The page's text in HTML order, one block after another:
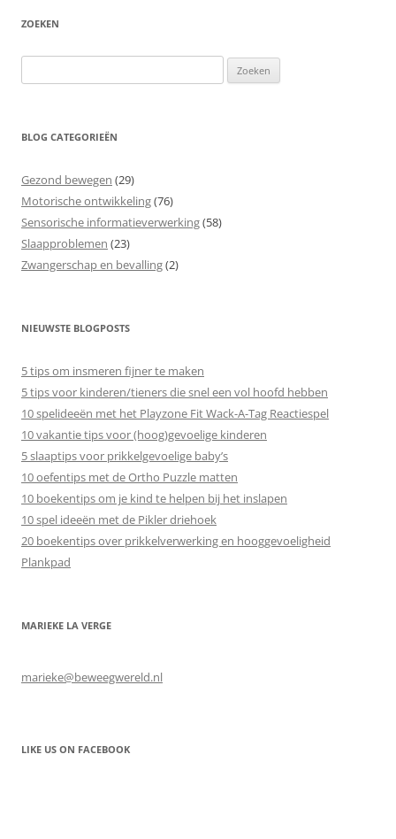
ZOEKEN
naar:
BLOG CATEGORIEËN
Gezond bewegen (29)
Motorische ontwikkeling(76)
Sensorische informatieverwerking(58)
Slaapproblemen (23)
Zwangerschap en bevalling(2)
NIEUWSTE BLOGPOSTS
5 tips om insmeren fijner te maken
5 tips voor kinderen/tieners die snel een vol hoofd hebben
10 spelideeën met het Playzone Fit Wack-A-Tag Reactiespel
10 vakantie tips voor (hoog)gevoelige kinderen
5 slaaptips voor prikkelgevoelige baby’s
10 oefentips met de Ortho Puzzle matten
10 boekentips om je kind te helpen bij het inslapen
10 spel ideeën met de Pikler driehoek
20 boekentips over prikkelverwerking en hooggevoeligheid
Plankpad
MARIEKE LA VERGE
marieke@beweegwereld.nl
LIKE US ON FACEBOOK